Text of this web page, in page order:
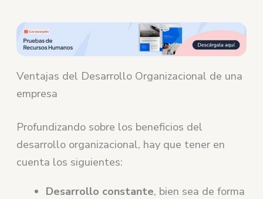
Ventajas del Desarrollo Organizacional de una
empresa
Profundizando sobre los beneficios del
desarrollo organizacional, hay que tener en
cuenta los siguientes:
Desarrollo constante, bien sea de forma